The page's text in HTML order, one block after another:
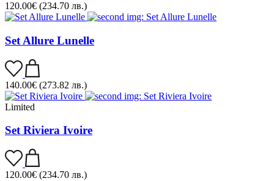
120.00€ (234.70 лв.)
Set Allure Lunelle
140.00€ (273.82 лв.)
Limited
Set Riviera Ivoire
120.00€ (234.70 лв.)